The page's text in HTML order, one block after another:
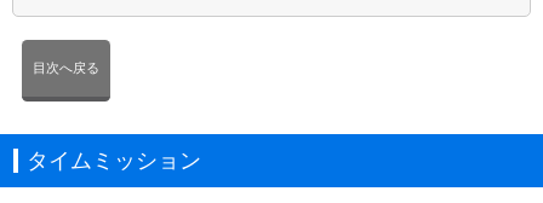
目次へ戻る
タイムミッション